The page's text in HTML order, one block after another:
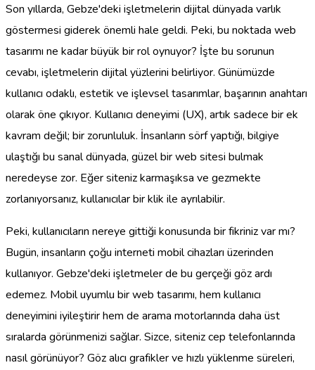
Son yıllarda, Gebze'deki işletmelerin dijital dünyada varlık
göstermesi giderek önemli hale geldi. Peki, bu noktada web
tasarımı ne kadar büyük bir rol oynuyor? İşte bu sorunun
cevabı, işletmelerin dijital yüzlerini belirliyor. Günümüzde
kullanıcı odaklı, estetik ve işlevsel tasarımlar, başarının anahtarı
olarak öne çıkıyor. Kullanıcı deneyimi (UX), artık sadece bir ek
kavram değil; bir zorunluluk. İnsanların sörf yaptığı, bilgiye
ulaştığı bu sanal dünyada, güzel bir web sitesi bulmak
neredeyse zor. Eğer siteniz karmaşıksa ve gezmekte
zorlanıyorsanız, kullanıcılar bir klik ile ayrılabilir.
Peki, kullanıcıların nereye gittiği konusunda bir fikriniz var mı?
Bugün, insanların çoğu interneti mobil cihazları üzerinden
kullanıyor. Gebze'deki işletmeler de bu gerçeği göz ardı
edemez. Mobil uyumlu bir web tasarımı, hem kullanıcı
deneyimini iyileştirir hem de arama motorlarında daha üst
sıralarda görünmenizi sağlar. Sizce, siteniz cep telefonlarında
nasıl görünüyor? Göz alıcı grafikler ve hızlı yüklenme süreleri,